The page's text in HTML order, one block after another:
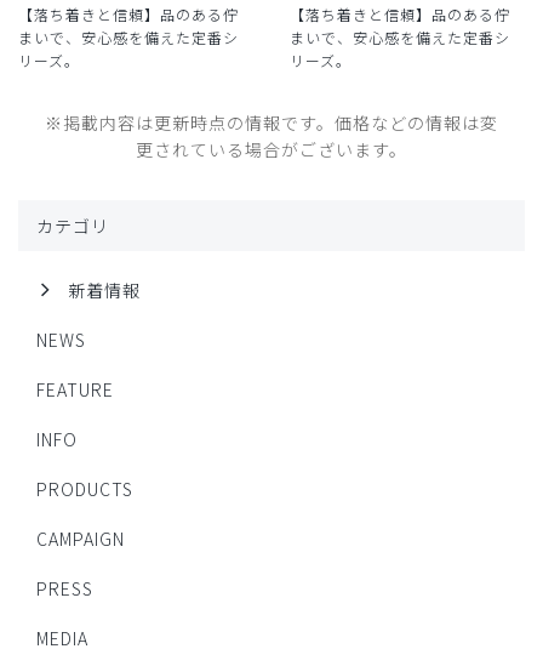
【落ち着きと信頼】品のある佇
まいで、安心感を備えた定番シ
リーズ。
【落ち着きと信頼】品のある佇
まいで、安心感を備えた定番シ
リーズ。
※掲載内容は更新時点の情報です。価格などの情報は変
更されている場合がございます。
カテゴリ
新着情報
NEWS
FEATURE
INFO
PRODUCTS
CAMPAIGN
PRESS
MEDIA